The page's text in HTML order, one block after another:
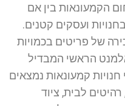
הקמעונאות בין אם
ועסקים קטנים.
של פריטים בכמויות
הראשי המבדיל
קמעונאות נמצאים
לבית, ציוד